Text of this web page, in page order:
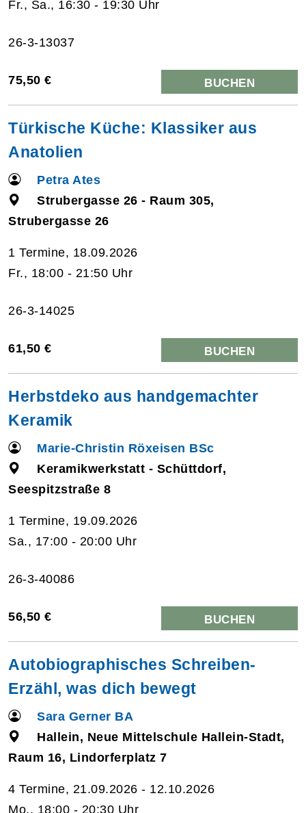
Fr., Sa., 16:30 - 19:30 Uhr
26-3-13037
75,50 € BUCHEN
Türkische Küche: Klassiker aus
Anatolien
Petra Ates
Strubergasse 26 - Raum 305,
Strubergasse 26
1 Termine, 18.09.2026
Fr., 18:00 - 21:50 Uhr
26-3-14025
61,50 € BUCHEN
Herbstdeko aus handgemachter
Keramik
Marie-Christin Röxeisen BSc
Keramikwerkstatt - Schüttdorf,
Seespitzstraße 8
1 Termine, 19.09.2026
Sa., 17:00 - 20:00 Uhr
26-3-40086
56,50 € BUCHEN
Autobiographisches Schreiben-
Erzähl, was dich bewegt
Sara Gerner BA
Hallein, Neue Mittelschule Hallein-Stadt,
Raum 16, Lindorferplatz 7
4 Termine, 21.09.2026 - 12.10.2026
Mo., 18:00 - 20:30 Uhr